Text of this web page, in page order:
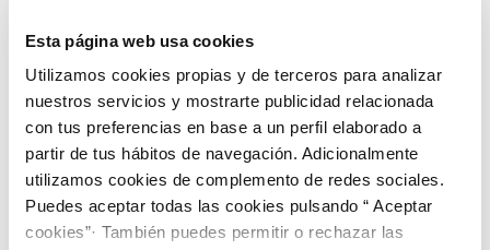
Esta página web usa cookies
Utilizamos cookies propias y de terceros para analizar
nuestros servicios y mostrarte publicidad relacionada
con tus preferencias en base a un perfil elaborado a
partir de tus hábitos de navegación. Adicionalmente
utilizamos cookies de complemento de redes sociales.
Puedes aceptar todas las cookies pulsando “ Aceptar
cookies”· También puedes permitir o rechazar las
aplicación en los productos industriales y agrícolas
huella hídrica de los hogares representa entre un 1% y un 4% como
máximo de la totalidad de la huella hídrica.
De esta forma, "el 96% de la huella hídrica del consumidor está
relacionada con los productos que compramos, tanto industriales
como agrícolas". Estos productos, en su mayoría, están relacionados
con la comida, por lo queHoekstra apunta que "es importante saber
qué comemos exactamente".